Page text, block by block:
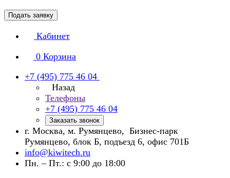
Подать заявку
Кабинет
0 Корзина
+7 (495) 775 46 04
Назад
Телефоны
+7 (495) 775 46 04
Заказать звонок
г. Москва, м. Румянцево, Бизнес-парк
Румянцево, блок Б, подъезд 6, офис 701Б
info@kiwitech.ru
Пн. – Пт.: с 9:00 до 18:00